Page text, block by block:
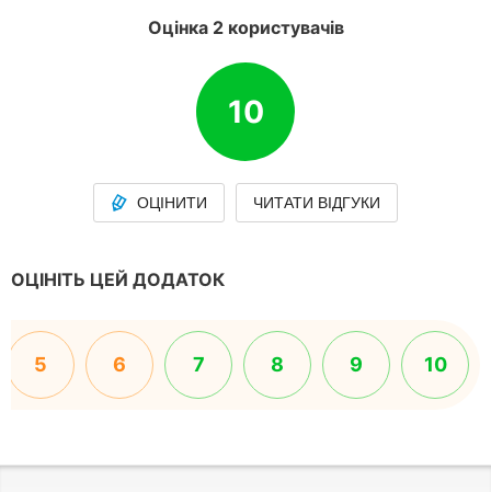
Оцінка 2 користувачів
10
ОЦІНИТИ ЧИТАТИ ВІДГУКИ
ОЦІНІТЬ ЦЕЙ ДОДАТОК
5 6 7 8 9 10